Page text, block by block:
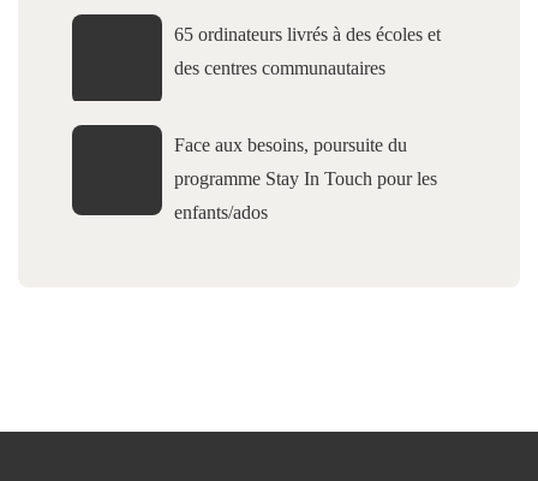
65 ordinateurs livrés à des écoles et
des centres communautaires
Face aux besoins, poursuite du
programme Stay In Touch pour les
enfants/ados